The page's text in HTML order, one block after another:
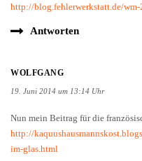
http://blog.fehlerwerkstatt.de/
Antworten
WOLFGANG
19. Juni 2014 um 13:14 Uhr
Nun mein Beitrag für die
http://
im-glas.html